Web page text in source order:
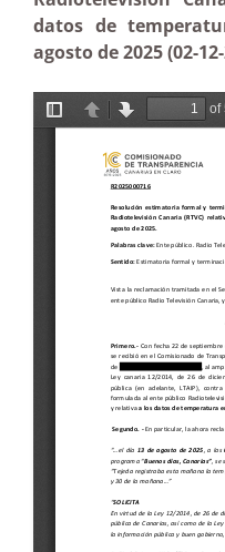
datos de
agosto de 2025 (02-